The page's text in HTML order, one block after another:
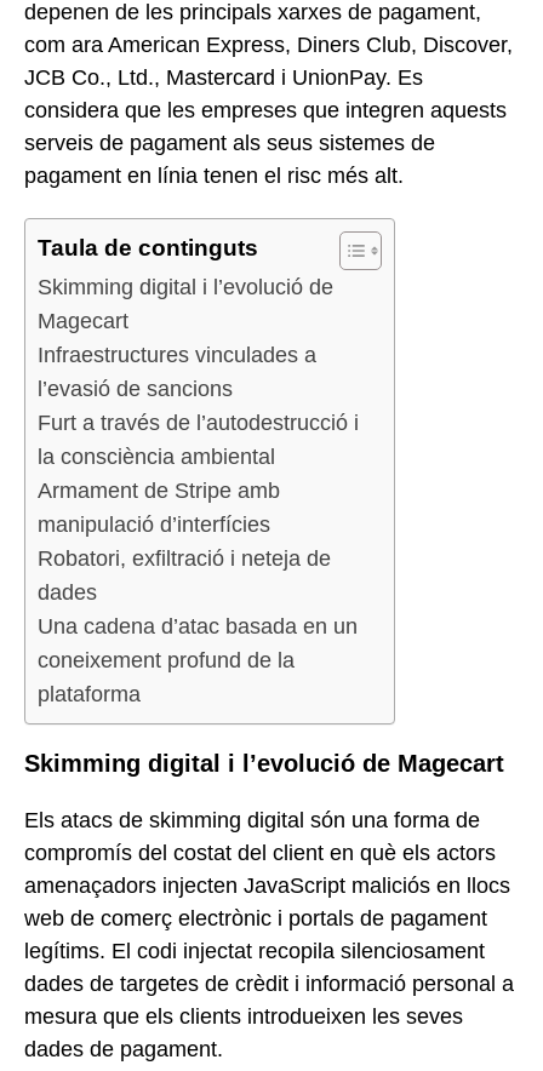
depenen de les principals xarxes de pagament,
com ara American Express, Diners Club, Discover,
JCB Co., Ltd., Mastercard i UnionPay. Es
considera que les empreses que integren aquests
serveis de pagament als seus sistemes de
pagament en línia tenen el risc més alt.
Taula de continguts
Skimming digital i l’evolució de
Magecart
Infraestructures vinculades a
l’evasió de sancions
Furt a través de l’autodestrucció i
la consciència ambiental
Armament de Stripe amb
manipulació d’interfícies
Robatori, exfiltració i neteja de
dades
Una cadena d’atac basada en un
coneixement profund de la
plataforma
Skimming digital i l’evolució de Magecart
Els atacs de skimming digital són una forma de
compromís del costat del client en què els actors
amenaçadors injecten JavaScript maliciós en llocs
web de comerç electrònic i portals de pagament
legítims. El codi injectat recopila silenciosament
dades de targetes de crèdit i informació personal a
mesura que els clients introdueixen les seves
dades de pagament.